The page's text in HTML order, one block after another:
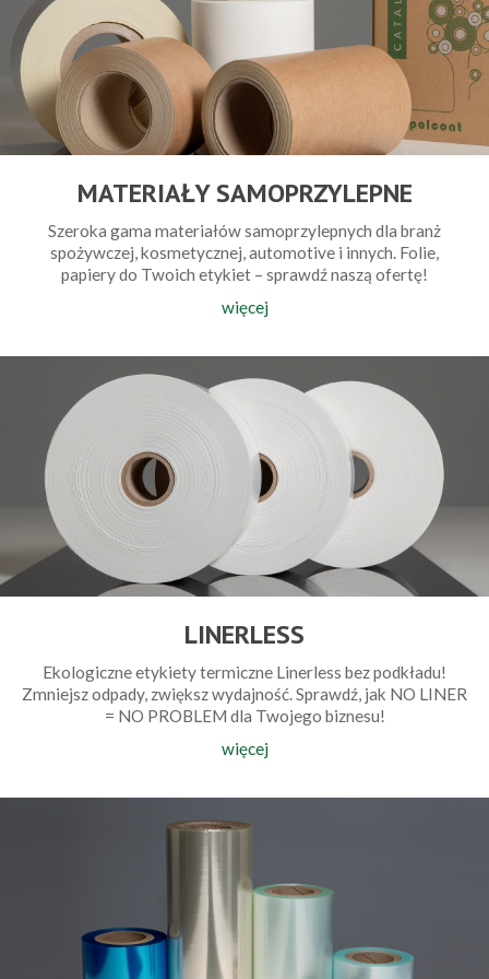
MATERIAŁY SAMOPRZYLEPNE
Szeroka gama materiałów samoprzylepnych dla branż
spożywczej, kosmetycznej, automotive i innych. Folie,
papiery do Twoich etykiet – sprawdź naszą ofertę!
więcej
LINERLESS
Ekologiczne etykiety termiczne Linerless bez podkładu!
Zmniejsz odpady, zwiększ wydajność. Sprawdź, jak NO LINER
= NO PROBLEM dla Twojego biznesu!
więcej